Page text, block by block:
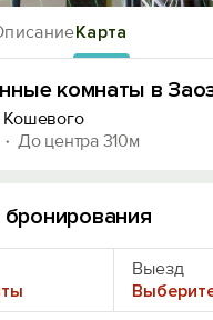
Карта
комнаты в
Кошевого
До центра 310м
Выезд